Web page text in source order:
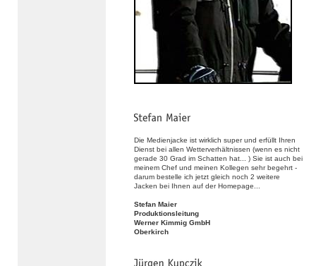
Die Medienjacke ist wirklich super und erfüllt Ihren
Dienst bei allen Wetterverhältnissen (wenn es nicht
gerade 30 Grad im Schatten hat... ) Sie ist auch bei
meinem Chef und meinen Kollegen sehr begehrt -
darum bestelle ich jetzt gleich noch 2 weitere
Jacken bei Ihnen auf der Homepage...
Stefan Maier
Produktionsleitung
Werner Kimmig GmbH
Oberkirch